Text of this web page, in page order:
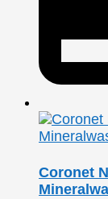
Coronet